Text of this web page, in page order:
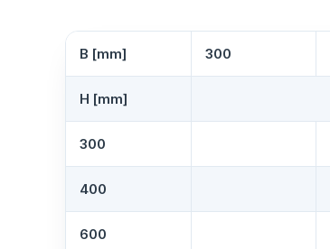
B [mm] 300
H [mm]
300
400
600